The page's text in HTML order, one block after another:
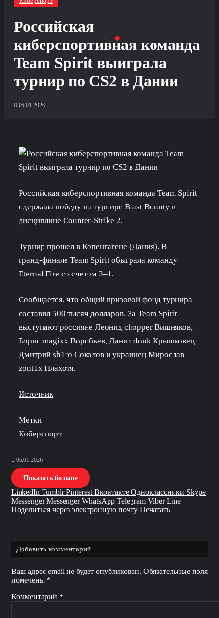
Российская
киберспортивная команда
Team Spirit выиграла
турнир по CS2 в Дании
06.01.2026
Российская киберспортивная команда Team Spirit
одержала победу на турнире Blast Bounty в
дисциплине Counter‑Strike 2.
Турнир прошел в Копенгагене (Дания). В
гранд‑финале Team Spirit обыграла команду
Eternal Fire со счетом 3–1.
Сообщается, что общий призовой фонд турнира
составил 500 тысяч долларов. За Team Spirit
выступают россияне Леонид chopper Вишняков,
Борис magixx Воробьев, Данил donk Крышковец,
Дмитрий sh1ro Соколов и украинец Мирослав
zont1x Плахотя.
Источник
Метки
Киберспорт
06.01.2026
Показать больше
LinkedIn Tumblr Pinterest Вконтакте Одноклассники Skype
Messenger Messenger WhatsApp Telegram Viber Line
Поделиться через электронную почту Печатать
Добавить комментарий
Ваш адрес email не будет опубликован. Обязательные поля
помечены *
Комментарий *